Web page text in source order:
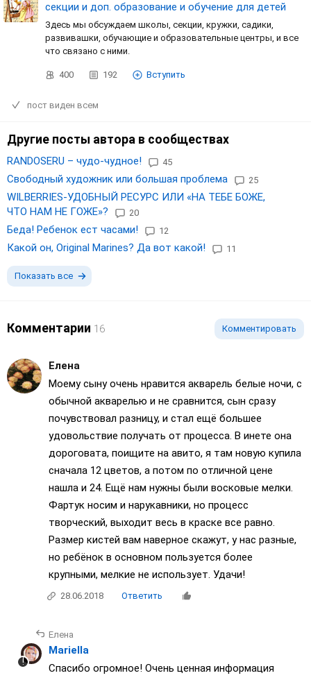
секции и доп. образование и обучение для детей
Здесь мы обсуждаем школы, секции, кружки, садики,
развивашки, обучающие и образовательные центры, и все
что связано с ними.
400 192 Вступить
пост виден всем
Другие посты автора в сообществах
RANDOSERU – чудо-чудное! 45
Свободный художник или большая проблема 25
WILBERRIES-УДОБНЫЙ РЕСУРС ИЛИ «НА ТЕБЕ БОЖЕ,
ЧТО НАМ НЕ ГОЖЕ»?
20
Беда! Ребенок ест часами! 12
Какой он, Original Marines? Да вот какой! 11
Показать все
Комментарии 16 Комментировать
Елена
Моему сыну очень нравится акварель белые ночи, с
обычной акварелью и не сравнится, сын сразу
почувствовал разницу, и стал ещё большее
удовольствие получать от процесса. В инете она
дороговата, поищите на авито, я там новую купила
сначала 12 цветов, а потом по отличной цене
нашла и 24. Ещё нам нужны были восковые мелки.
Фартук носим и нарукавники, но процесс
творческий, выходит весь в краске все равно.
Размер кистей вам наверное скажут, у нас разные,
но ребёнок в основном пользуется более
крупными, мелкие не использует. Удачи!
28.06.2018 Ответить
Елена
Mariella
Спасибо огромное! Очень ценная информация